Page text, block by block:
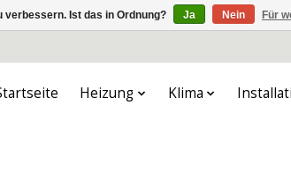
Heizung Klima
verbessern. Ist das in Ordnung? Ja Nein Für